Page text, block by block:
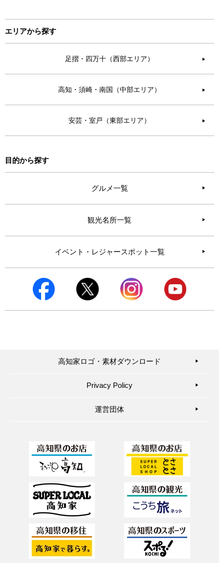
エリアから探す
足摺・四万十（西部エリア） ▶︎
高知・須崎・南国（中部エリア） ▶︎
安芸・室戸（東部エリア） ▶︎
目的から探す
グルメ一覧
観光名所一覧
イベント・レジャースポット一覧
高知家ロゴ・素材ダウンロード ▶︎
Privacy Policy ▶︎
運営団体 ▶︎